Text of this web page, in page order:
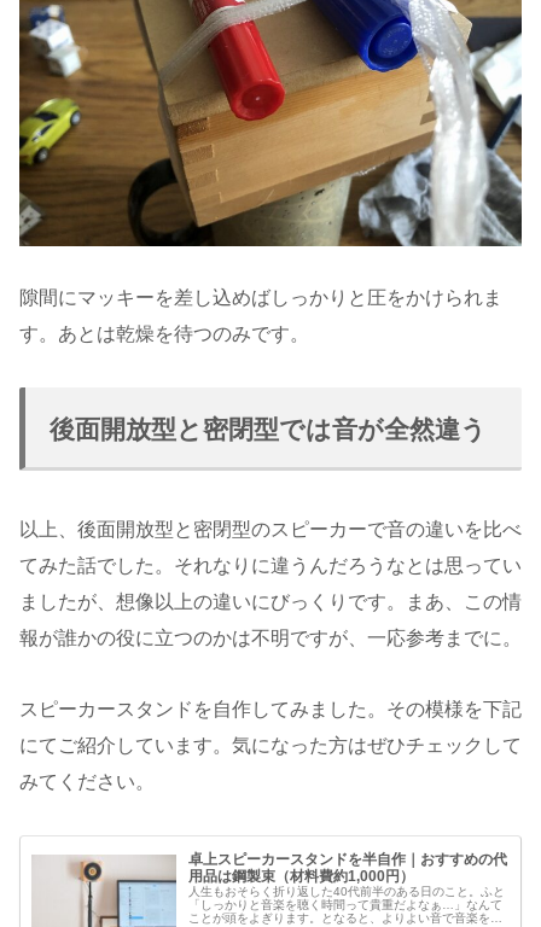
隙間にマッキーを差し込めばしっかりと圧をかけられま
す。あとは乾燥を待つのみです。
後面開放型と密閉型では音が全然違う
以上、後面開放型と密閉型のスピーカーで音の違いを比べ
てみた話でした。それなりに違うんだろうなとは思ってい
ましたが、想像以上の違いにびっくりです。まあ、この情
報が誰かの役に立つのかは不明ですが、一応参考までに。
スピーカースタンドを自作してみました。その模様を下記
にてご紹介しています。気になった方はぜひチェックして
みてください。
卓上スピーカースタンドを半自作｜おすすめの代
用品は鋼製束（材料費約1,000円）
人生もおそらく折り返した40代前半のある日のこと。ふと
「しっかりと音楽を聴く時間って貴重だよなぁ…」なんて
ことが頭をよぎります。となると、よりよい音で音楽を聴